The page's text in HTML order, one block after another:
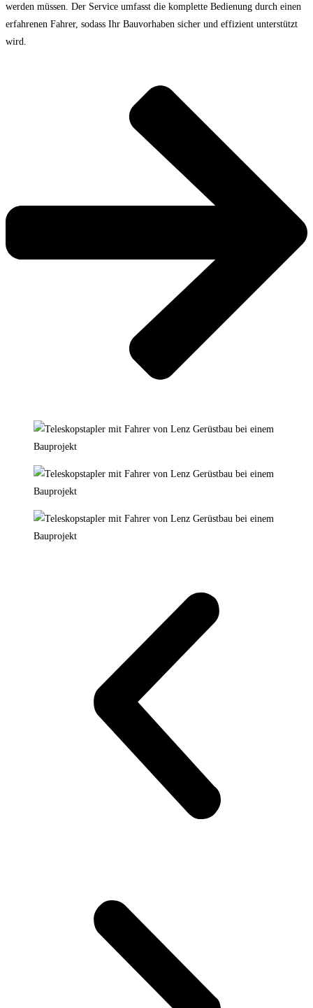
werden müssen. Der Service umfasst die komplette Bedienung durch einen
erfahrenen Fahrer, sodass Ihr Bauvorhaben sicher und effizient unterstützt
wird.